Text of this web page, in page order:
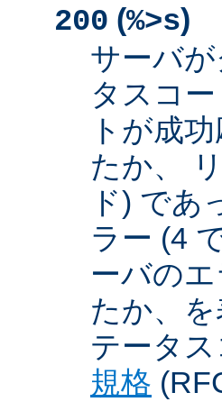
200 (%>s)
サーバ
タスコ
トが成
たか、
ド) であ
ラー (4
ーバの
たか、
テータ
規格